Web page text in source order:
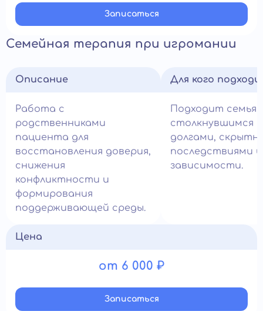
Записатьcя
Семейная терапия при игромании
Описание
Работа с
родственниками
пациента для
восстановления доверия,
снижения
конфликтности и
формирования
поддерживающей среды.
Для кого
Подходит
столкнувшимся с
долгами,
последствиями
зависимости.
Цена
от 6 000 ₽
Записатьcя